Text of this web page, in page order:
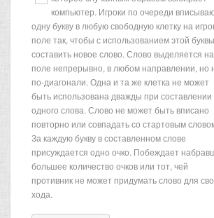
компьютер. Игроки по очереди
одну букву в любую свободную клетку на
поле так, чтобы с использованием этой буквы
составить новое слово. Слово выделяется на
поле непрерывно, в любом направлении, но
по-диагонали. Одна и та же клетка не может
быть использована дважды при составлении
одного слова. Слово не может быть вписано
повторно или совпадать со стартовым
За каждую букву в составленном слове
присуждается одно очко. Побеждает
большее количество очков или тот, чей
противник не может придумать слово для
хода.